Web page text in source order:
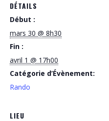
DÉTAILS
Début :
mars 30 @ 8h30
Fin :
avril 1 @ 17h00
Catégorie d’Évènement:
Rando
LIEU